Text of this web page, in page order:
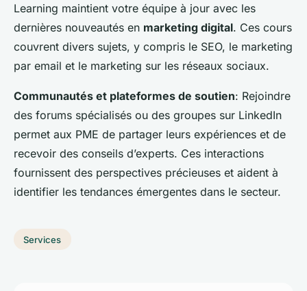
Learning maintient votre équipe à jour avec les
dernières nouveautés en marketing digital. Ces cours
couvrent divers sujets, y compris le SEO, le marketing
par email et le marketing sur les réseaux sociaux.
Communautés et plateformes de soutien: Rejoindre
des forums spécialisés ou des groupes sur LinkedIn
permet aux PME de partager leurs expériences et de
recevoir des conseils d’experts. Ces interactions
fournissent des perspectives précieuses et aident à
identifier les tendances émergentes dans le secteur.
Services